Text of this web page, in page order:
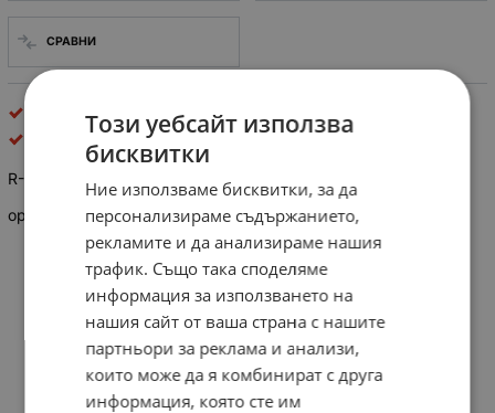
СРАВНИ
инструменти рубикон
Rubicon Tools LLC
R-100V КОМБИНИРАНИ КЛЕЩИ 150ММ
оригинални Рубикон - Япония
Този уебсайт използва
бисквитки
Ние използваме бисквитки, за да
персонализираме съдържанието,
рекламите и да анализираме нашия
трафик. Също така споделяме
информация за използването на
нашия сайт от ваша страна с нашите
партньори за реклама и анализи,
които може да я комбинират с друга
информация, която сте им